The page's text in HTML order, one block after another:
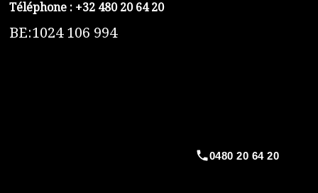
Téléphone : +32 480 20 64 20
BE:1024 106 994
0480 20 64 20